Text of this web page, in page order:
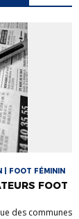
| FOOT FÉMININ
FOOT
des communes